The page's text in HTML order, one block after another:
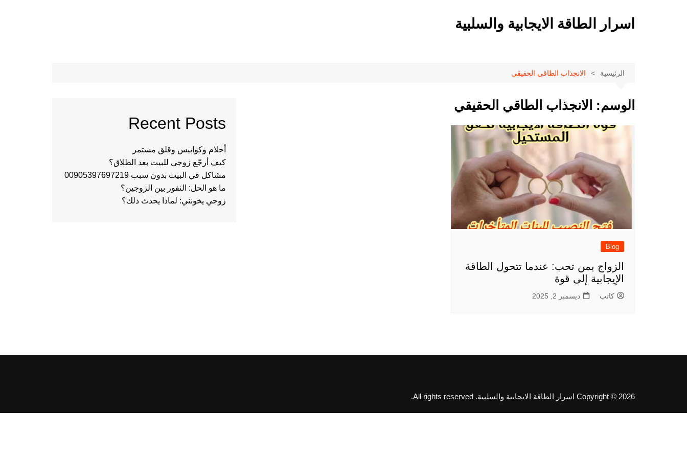
اسرار الطاقة الايجابية والسلبية
الرئيسية الانجذاب الطاقي الحقيقي
الوسم: الانجذاب الطاقي الحقيقي
Blog
الزواج بمن تحب: عندما تتحول الطاقة
الإيجابية إلى قوة
كاتب ديسمبر 2, 2025
Recent Posts
أحلام وكوابيس وقلق مستمر
كيف أرجّع زوجي للبيت بعد الطلاق؟
مشاكل في البيت بدون سبب 00905397697219
ما هو الحل: النفور بين الزوجين؟
زوجي يخونني: لماذا يحدث ذلك؟
Copyright © 2026 اسرار الطاقة الايجابية والسلبية. All rights reserved.